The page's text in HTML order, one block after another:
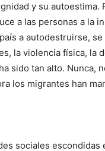
y su autoestima.
a las personas a la
a autodestruirse, se
la violencia física, la
sido tan alto. Nunca,
los migrantes han
sociales escondidas